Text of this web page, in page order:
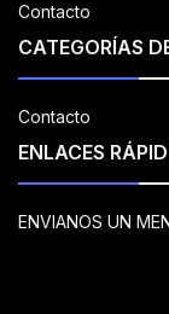
Contacto
CATEGORÍAS
Contacto
ENLACES
ENVIANOS UN